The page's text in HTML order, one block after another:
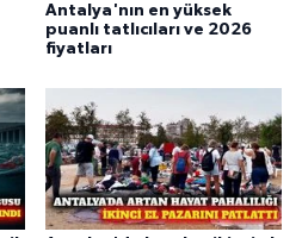
Antalya'nın en yüksek
puanlı tatlıcıları ve 2026
fiyatları